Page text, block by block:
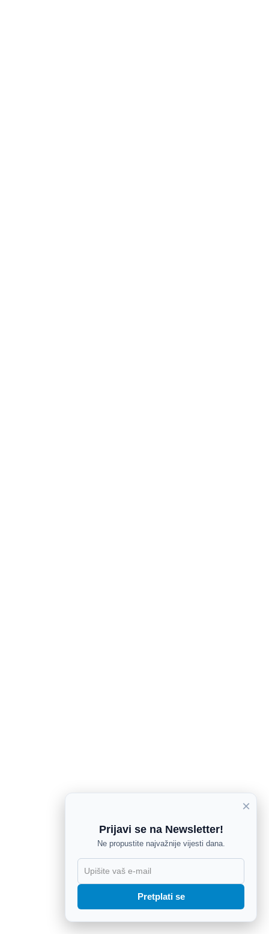
×
Prijavi se na Newsletter!
Ne propustite najvažnije vijesti dana.
Pretplati se